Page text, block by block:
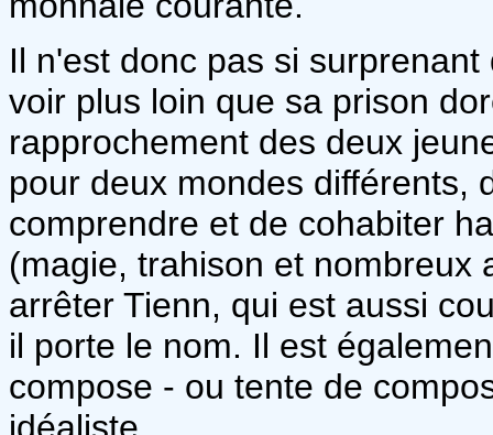
Il n'est donc pas si
voir plus loin que sa prison
rapprochement des deux
pour deux mondes différents,
comprendre et de cohabiter
(magie, trahison et nombreux
arrêter Tienn, qui est aussi
il porte le nom. Il est
compose - ou tente de